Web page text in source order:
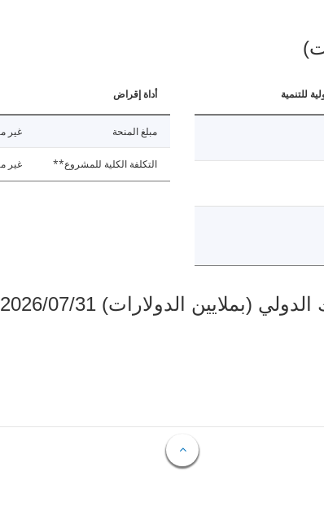
للتنمية أداة إقراض
مبلغ المنحة غير
التكلفة الكلية للمشروع** غير
الدولارات) 2026/07/31